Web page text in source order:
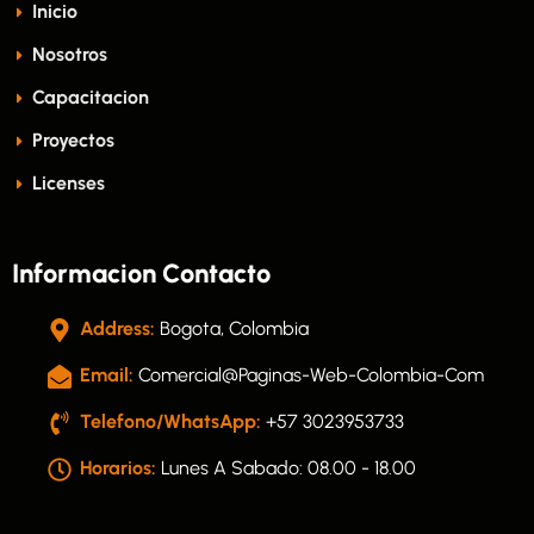
Inicio
Nosotros
Capacitacion
Proyectos
Licenses
Informacion Contacto
Address: Bogota, Colombia
Email: Comercial@paginas-Web-Colombia-Com
Telefono/WhatsApp: +57 3023953733
Horarios: Lunes A Sabado: 08.00 - 18.00